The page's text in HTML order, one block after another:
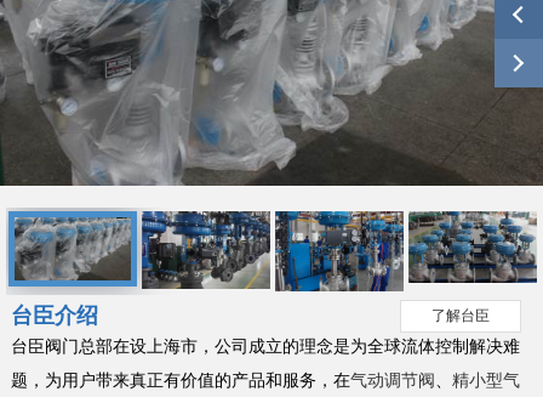
台臣介绍 了解台臣
台臣阀门总部在设上海市，公司成立的理念是为全球流体控制解决难
题，为用户带来真正有价值的产品和服务，在气动调节阀 、 精小型气
新款零缺陷气动衬氟调节阀
气动衬氟调节阀新款简介：ZXPF气动衬氟调节阀新款零缺陷型产品，